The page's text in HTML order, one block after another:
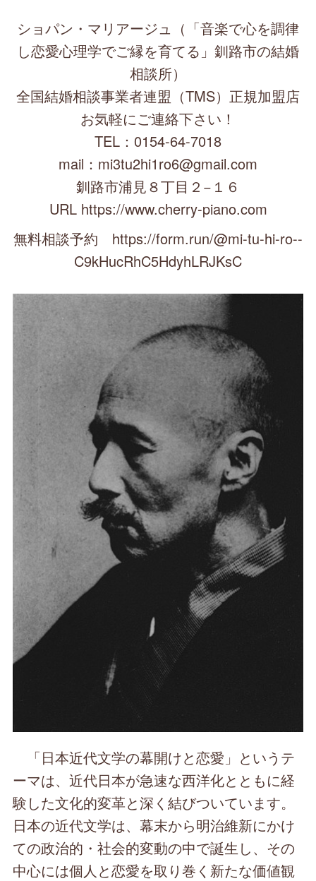
ショパン・マリアージュ（「音楽で心を調律
し恋愛心理学でご縁を育てる」釧路市の結婚
相談所）
全国結婚相談事業者連盟（TMS）正規加盟店
お気軽にご連絡下さい！
TEL：0154-64-7018
mail：mi3tu2hi1ro6@gmail.com
釧路市浦見８丁目２−１６
URL https://www.cherry-piano.com
無料相談予約 https://form.run/@mi-tu-hi-ro--
C9kHucRhC5HdyhLRJKsC
「日本近代文学の幕開けと恋愛」というテ
ーマは、近代日本が急速な西洋化とともに経
験した文化的変革と深く結びついています。
日本の近代文学は、幕末から明治維新にかけ
ての政治的・社会的変動の中で誕生し、その
中心には個人と恋愛を取り巻く新たな価値観